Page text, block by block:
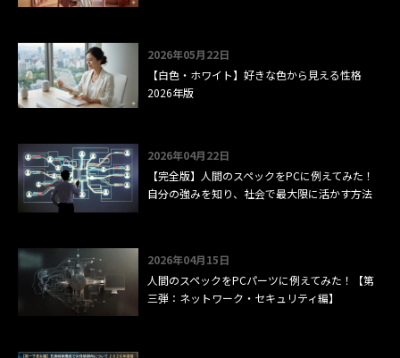
2026年05月22日
【白色・ホワイト】好きな色から見える性格
2026年版
2026年04月22日
【完全版】人間のスペックをPCに例えてみた！
自分の強みを知り、社会で最大限に活かす方法
2026年04月15日
人間のスペックをPCパーツに例えてみた！【第
三弾：ネットワーク・セキュリティ編】